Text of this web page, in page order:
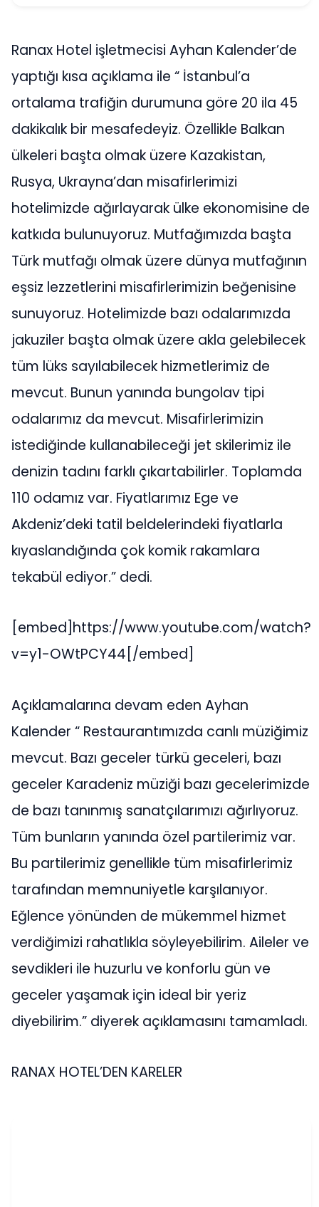
Ranax Hotel işletmecisi Ayhan Kalender’de
yaptığı kısa açıklama ile “ İstanbul’a
ortalama trafiğin durumuna göre 20 ila 45
dakikalık bir mesafedeyiz. Özellikle Balkan
ülkeleri başta olmak üzere Kazakistan,
Rusya, Ukrayna’dan misafirlerimizi
hotelimizde ağırlayarak ülke ekonomisine de
katkıda bulunuyoruz. Mutfağımızda başta
Türk mutfağı olmak üzere dünya mutfağının
eşsiz lezzetlerini misafirlerimizin beğenisine
sunuyoruz. Hotelimizde bazı odalarımızda
jakuziler başta olmak üzere akla gelebilecek
tüm lüks sayılabilecek hizmetlerimiz de
mevcut. Bunun yanında bungolav tipi
odalarımız da mevcut. Misafirlerimizin
istediğinde kullanabileceği jet skilerimiz ile
denizin tadını farklı çıkartabilirler. Toplamda
110 odamız var. Fiyatlarımız Ege ve
Akdeniz’deki tatil beldelerindeki fiyatlarla
kıyaslandığında çok komik rakamlara
tekabül ediyor.” dedi.
[embed]https://www.youtube.com/watch?
v=y1-OWtPCY44[/embed]
Açıklamalarına devam eden Ayhan
Kalender “ Restaurantımızda canlı müziğimiz
mevcut. Bazı geceler türkü geceleri, bazı
geceler Karadeniz müziği bazı gecelerimizde
de bazı tanınmış sanatçılarımızı ağırlıyoruz.
Tüm bunların yanında özel partilerimiz var.
Bu partilerimiz genellikle tüm misafirlerimiz
tarafından memnuniyetle karşılanıyor.
Eğlence yönünden de mükemmel hizmet
verdiğimizi rahatlıkla söyleyebilirim. Aileler ve
sevdikleri ile huzurlu ve konforlu gün ve
geceler yaşamak için ideal bir yeriz
diyebilirim.” diyerek açıklamasını tamamladı.
RANAX HOTEL’DEN KARELER